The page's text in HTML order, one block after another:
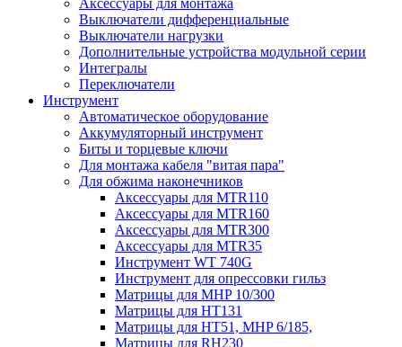
Выключатели дифференциальные
Выключатели нагрузки
Дополнительные устройства модульной серии
Интегралы
Переключатели
Инструмент
Автоматическое оборудование
Аккумуляторный инструмент
Биты и торцевые ключи
Для монтажа кабеля "витая пара"
Для обжима наконечников
Аксессуары для MTR110
Аксессуары для MTR160
Аксессуары для MTR300
Аксессуары для MTR35
Инструмент WT 740G
Инструмент для опрессовки гильз
Матрицы для MHP 10/300
Матрицы для НТ131
Матрицы для НТ51, MHP 6/185,
Матрицы для RH230